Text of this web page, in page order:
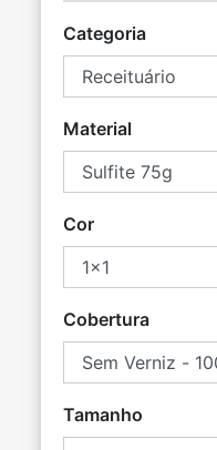
Categoria
Material
Cor
Cobertura
Tamanho